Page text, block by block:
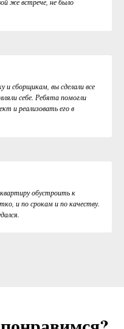
и сборщикам, вы сделали все
себе. Ребята помогли
и реализовать его в
обустроить к
и по срокам и по качеству.